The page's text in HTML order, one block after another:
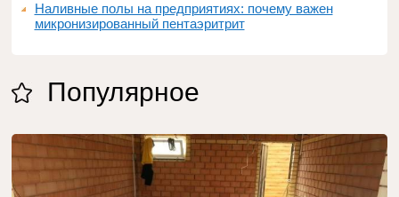
Наливные полы на предприятиях: почему важен
микронизированный пентаэритрит
Популярное